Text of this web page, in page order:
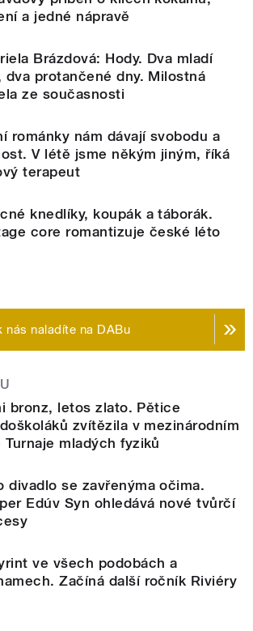
a jedné nápravě
Brázdová: Hody. Dva mladí
dva protančené dny. Milostná
ze současnosti
románky nám dávají svobodu a
V létě jsme někým jiným, říká
terapeut
knedlíky, koupák a táborák.
core romantizuje české léto
nás naladíte na DABu
bronz, letos zlato. Pětice
zvítězila v mezinárodním
Turnaje mladých fyziků
divadlo se zavřenýma očima.
Edúv Syn ohledává nové tvůrčí
ve všech podobách a
Začíná další ročník Riviéry